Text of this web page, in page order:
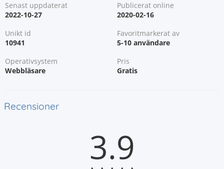
Senast uppdaterat
2022-10-27
Publicerat online
2020-02-16
Unikt id
10941
Favoritmarkerat av
5-10 användare
Operativsystem
Webbläsare
Pris
Gratis
Recensioner
3.9